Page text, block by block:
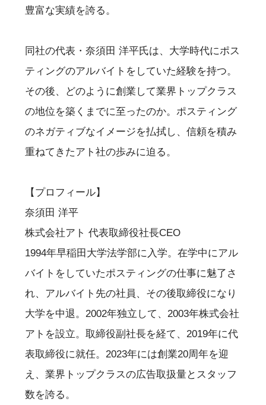
豊富な実績を誇る。
同社の代表・奈須田 洋平氏は、大学時代にポス
ティングのアルバイトをしていた経験を持つ。
その後、どのように創業して業界トップクラス
の地位を築くまでに至ったのか。ポスティング
のネガティブなイメージを払拭し、信頼を積み
重ねてきたアト社の歩みに迫る。
【プロフィール】
奈須田 洋平
株式会社アト 代表取締役社長CEO
1994年早稲田大学法学部に入学。在学中にアル
バイトをしていたポスティングの仕事に魅了さ
れ、アルバイト先の社員、その後取締役になり
大学を中退。2002年独立して、2003年株式会社
アトを設立。取締役副社長を経て、2019年に代
表取締役に就任。2023年には創業20周年を迎
え、業界トップクラスの広告取扱量とスタッフ
数を誇る。